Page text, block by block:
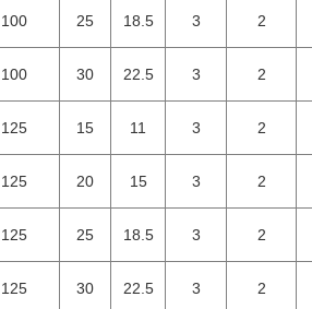
100 25 18.5 3 2
100 30 22.5 3 2
125 15 11 3 2
125 20 15 3 2
125 25 18.5 3 2
125 30 22.5 3 2